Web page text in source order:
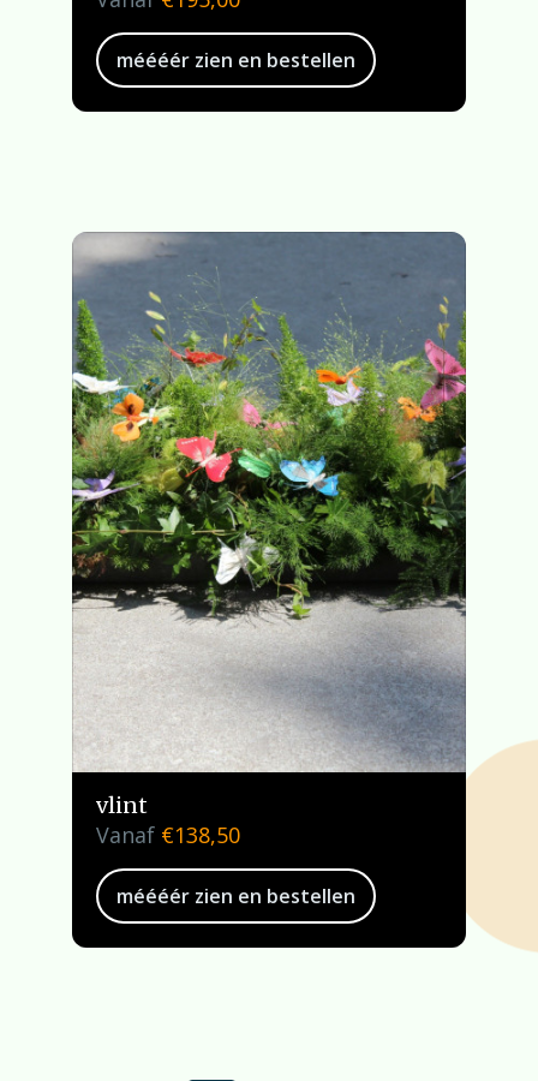
méééér zien en bestellen
vlint
Vanaf €138,50
méééér zien en bestellen